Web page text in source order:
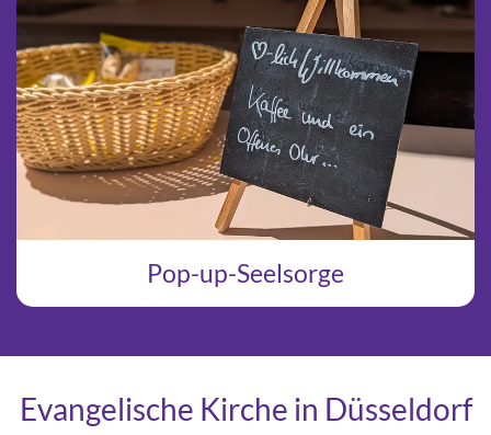
Pop-up-Seelsorge
Evangelische Kirche in Düsseldorf